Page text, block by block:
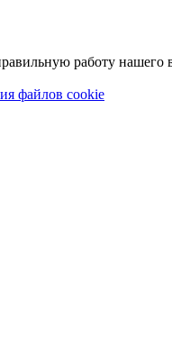
работу нашего
файлов cookie